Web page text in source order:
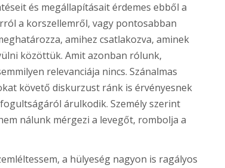
és megállapításait érdemes ebből a
a korszellemről, vagy pontosabban
amihez csatlakozva, aminek
közöttük. Amit azonban rólunk,
relevanciája nincs. Szánalmas
követő diskurzust ránk is érvényesnek
árulkodik. Személy szerint
nálunk mérgezi a levegőt, rombolja a
a hülyeség nagyon is ragályos